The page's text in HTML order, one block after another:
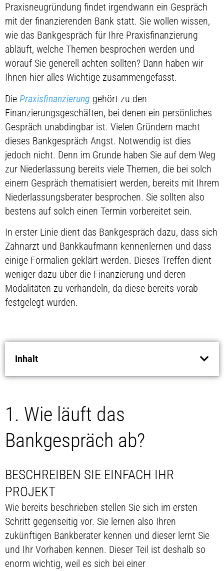
Praxisneugründung findet irgendwann ein Gespräch
mit der finanzierenden Bank statt. Sie wollen wissen,
wie das Bankgespräch für Ihre Praxisfinanzierung
abläuft, welche Themen besprochen werden und
worauf Sie generell achten sollten? Dann haben wir
Ihnen hier alles Wichtige zusammengefasst.
Die Praxisfinanzierung gehört zu den
Finanzierungsgeschäften, bei denen ein persönliches
Gespräch unabdingbar ist. Vielen Gründern macht
dieses Bankgespräch Angst. Notwendig ist dies
jedoch nicht. Denn im Grunde haben Sie auf dem Weg
zur Niederlassung bereits viele Themen, die bei solch
einem Gespräch thematisiert werden, bereits mit Ihrem
Niederlassungsberater besprochen. Sie sollten also
bestens auf solch einen Termin vorbereitet sein.
In erster Linie dient das Bankgespräch dazu, dass sich
Zahnarzt und Bankkaufmann kennenlernen und dass
einige Formalien geklärt werden. Dieses Treffen dient
weniger dazu über die Finanzierung und deren
Modalitäten zu verhandeln, da diese bereits vorab
festgelegt wurden.
Inhalt
1. Wie läuft das
Bankgespräch ab?
BESCHREIBEN SIE EINFACH IHR
PROJEKT
Wie bereits beschrieben stellen Sie sich im ersten
Schritt gegenseitig vor. Sie lernen also Ihren
zukünftigen Bankberater kennen und dieser lernt Sie
und Ihr Vorhaben kennen. Dieser Teil ist deshalb so
enorm wichtig, weil es sich bei einer